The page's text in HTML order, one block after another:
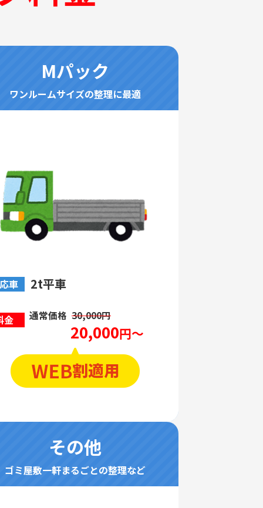
Mパック
ワンルームサイズの整理に最適
車 2t平車
金 通常価格 30,000円
20,000円～
その他
ゴミ屋敷一軒まるごとの整理など